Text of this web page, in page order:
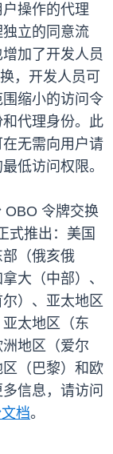
操作的代理
立的同意流
加了开发人员
，开发人员可
缩小的访问令
代理身份。此
无需向用户请
低访问权限。
OBO 令牌交换
式推出：美国
（俄亥俄
大（中部）、
）、亚太地区
亚太地区（东
地区（爱尔
（巴黎）和欧
信息，请访问
档。